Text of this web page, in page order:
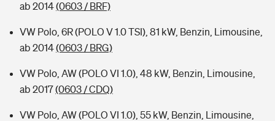
ab 2014(0603 / BRF)
VW Polo, 6R (POLO V 1.0 TSI), 81 kW, Benzin, Limousine,
ab 2014(0603 / BRG)
VW Polo, AW (POLO VI 1.0), 48 kW, Benzin, Limousine,
ab 2017(0603 / CDQ)
VW Polo, AW (POLO VI 1.0), 55 kW, Benzin, Limousine,